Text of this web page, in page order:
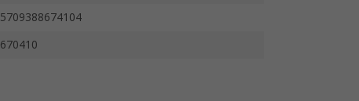
5709388674104
670410